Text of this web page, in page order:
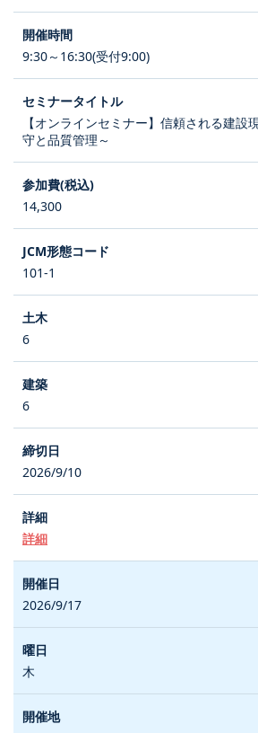
9:30～16:30(受付9:00)
【オンラインセミナー】信頼される建設
守と品質管理～
14,300
101-1
6
6
2026/9/10
詳細
2026/9/17
木